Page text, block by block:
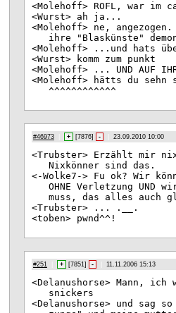
<Mo lehoff> ROFL, war im
<Wu rst> ah ja...
<Mo lehoff> ne,
ihre "Blaskünste"
<Mo lehoff> ...und hats
<Wu rst> komm zum punkt
<Mo lehoff> ... UND AUF IHR
<Mo lehoff> hätts du
^^^^^^^^^^^^
#46973 + [7876] - 23.09.2010 10:00
<Trubster> Erzählt mir
Nixkönner sind das.
<-Wolke7-> Fu ok? Wir
OHNE Verletzung UND
muss, das alles auch
<Trubster> ... .__.
<to ben> pwnd^^!
#251 + [7851] - 11.11.2006 15:13
<De lanushorse> Mann, ich
snickers
<De lanushorse> und sag